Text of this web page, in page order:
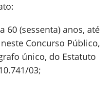
60 (sessenta) anos, até
Concurso Público,
único, do Estatuto
03;